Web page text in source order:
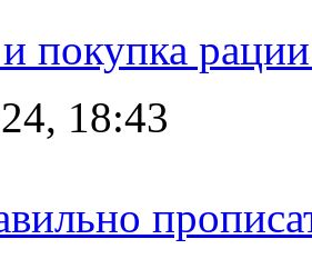
покупка
18:43